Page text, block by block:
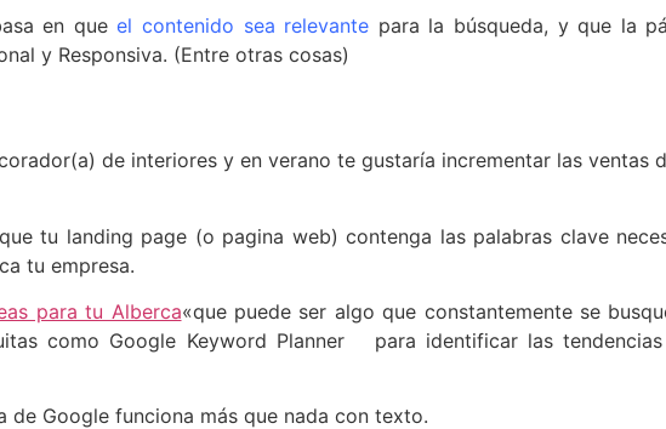
en queel contenido sea relevante para la búsqueda, y que la
y Responsiva. (Entre otras cosas)
de interiores y en verano te gustaría incrementar las ventas
tu landing page (o pagina web) contenga las palabras clave
tu empresa.
para tu Alberca«que puede ser algo que constantemente se
como Google Keyword Planner para identificar las
de Google funciona más que nada con texto.